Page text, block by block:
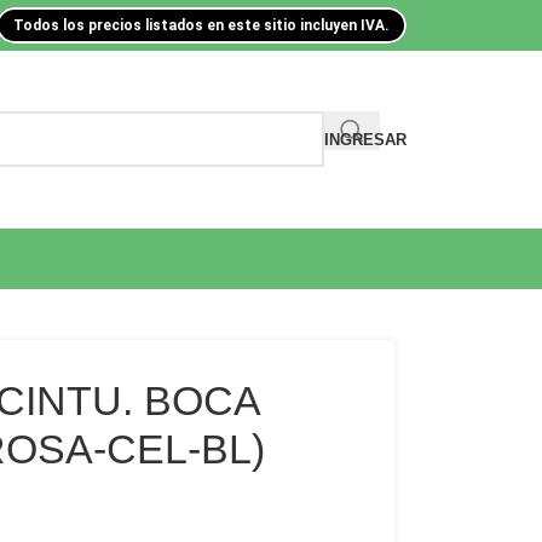
Todos los precios listados en este sitio incluyen IVA.
INGRESAR
BOCA
CEL-BL)